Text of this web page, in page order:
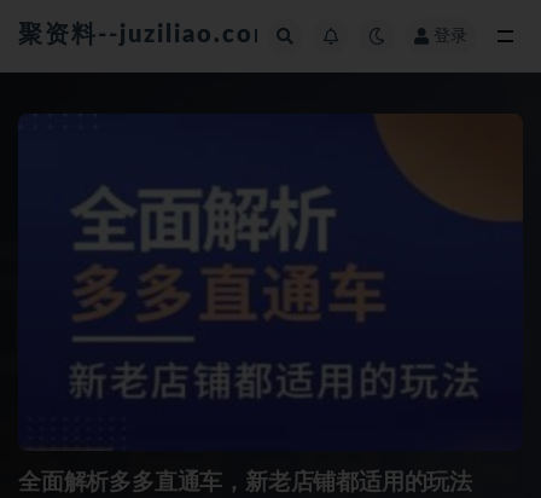
聚资料--juziliao.com--全网资料整合平台
登录
全面解析多多直通车，​新老店铺都适用的玩法